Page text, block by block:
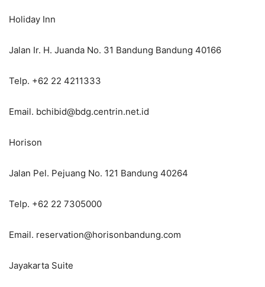
Holiday Inn
Jalan Ir. H. Juanda No. 31 Bandung Bandung 40166
Telp. +62 22 4211333
Email. bchibid@bdg.centrin.net.id
Horison
Jalan Pel. Pejuang No. 121 Bandung 40264
Telp. +62 22 7305000
Email. reservation@horisonbandung.com
Jayakarta Suite